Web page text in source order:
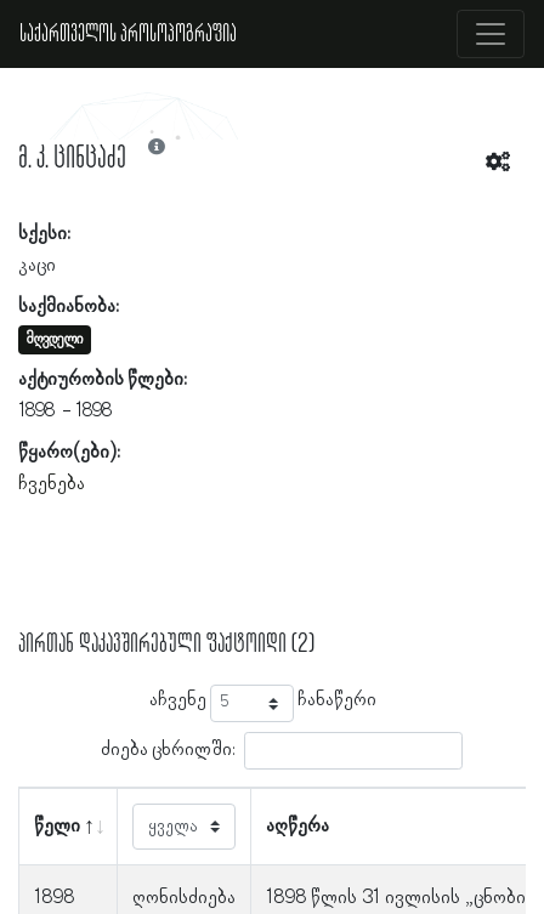
საქართველოს პროსოპოგრაფია
მ. კ. ცინცაძე
სქესი:
კაცი
საქმიანობა:
მღვდელი
აქტიურობის წლები:
1898
1898
წყარო(ები):
ჩვენება
პირთან დაკავშირებული ფაქტოიდი (2)
აჩვენე ჩანაწერი
ძიება ცხრილში:
წელი აღწერა
1898 ღონისძიება
1898 წლის 31 ივლისის